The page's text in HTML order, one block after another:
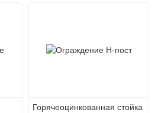
Горячеоцинкованная стойка